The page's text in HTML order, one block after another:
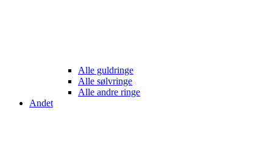
Alle guldringe
Alle sølvringe
Alle andre ringe
Andet